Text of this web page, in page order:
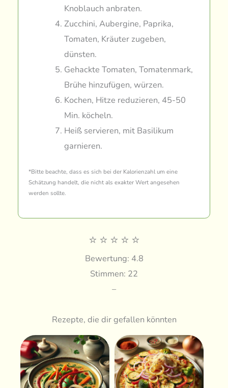
Knoblauch anbraten.
Zucchini, Aubergine, Paprika,
Tomaten, Kräuter zugeben,
dünsten.
Gehackte Tomaten, Tomatenmark,
Brühe hinzufügen, würzen.
Kochen, Hitze reduzieren, 45-50
Min. köcheln.
Heiß servieren, mit Basilikum
garnieren.
*Bitte beachte, dass es sich bei der Kalorienzahl um eine
Schätzung handelt, die nicht als exakter Wert angesehen
werden sollte.
⭐ ⭐ ⭐ ⭐ ⭐
Bewertung: 4.8
Stimmen: 22
–
Rezepte, die dir gefallen könnten